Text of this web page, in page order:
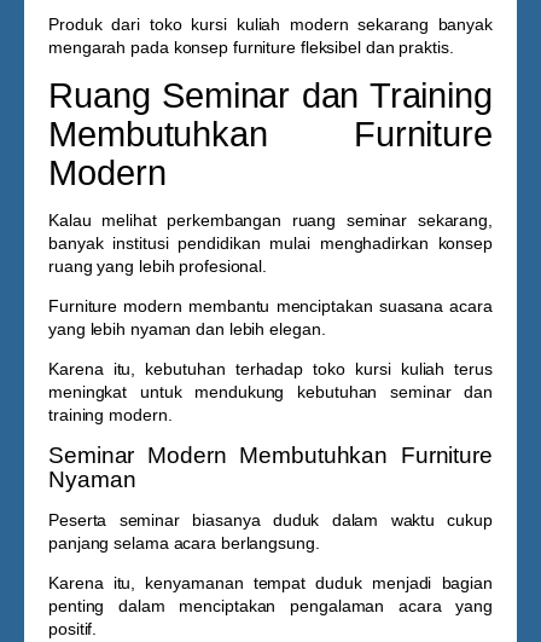
Produk dari toko kursi kuliah modern sekarang banyak
mengarah pada konsep furniture fleksibel dan praktis.
Ruang Seminar dan Training
Membutuhkan Furniture
Modern
Kalau melihat perkembangan ruang seminar sekarang,
banyak institusi pendidikan mulai menghadirkan konsep
ruang yang lebih profesional.
Furniture modern membantu menciptakan suasana acara
yang lebih nyaman dan lebih elegan.
Karena itu, kebutuhan terhadaptoko kursi kuliah terus
meningkat untuk mendukung kebutuhan seminar dan
training modern.
Seminar Modern Membutuhkan Furniture
Nyaman
Peserta seminar biasanya duduk dalam waktu cukup
panjang selama acara berlangsung.
Karena itu, kenyamanan tempat duduk menjadi bagian
penting dalam menciptakan pengalaman acara yang
positif.